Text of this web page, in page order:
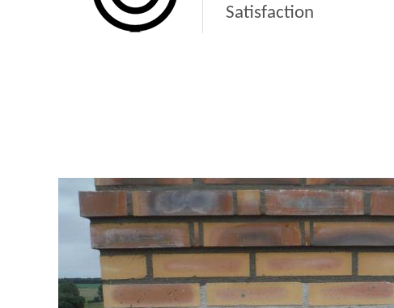
Satisfaction